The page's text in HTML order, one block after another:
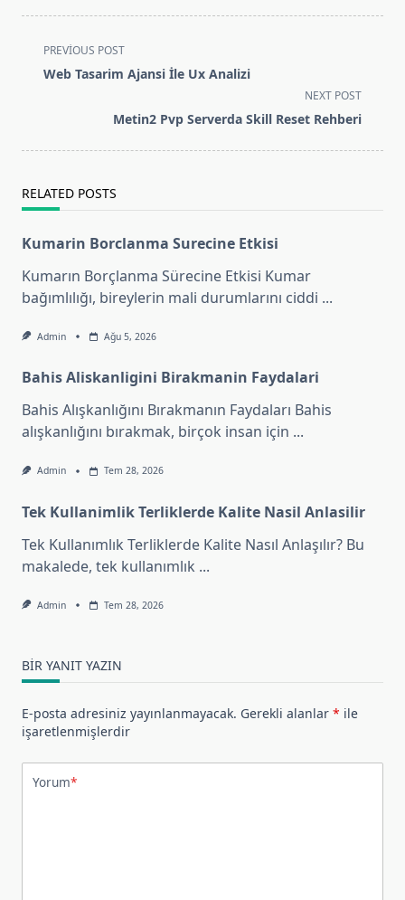
<span
class="nav-
text">Page</span>
PREVIOUS POST
Web Tasarim Ajansi İle Ux Analizi
NEXT POST
Metin2 Pvp Serverda Skill Reset Rehberi
RELATED POSTS
Kumarin Borclanma Surecine Etkisi
Kumarın Borçlanma Sürecine Etkisi Kumar
bağımlılığı, bireylerin mali durumlarını ciddi ...
Admin Ağu 5, 2026
Bahis Aliskanligini Birakmanin Faydalari
Bahis Alışkanlığını Bırakmanın Faydaları Bahis
alışkanlığını bırakmak, birçok insan için ...
Admin Tem 28, 2026
Tek Kullanimlik Terliklerde Kalite Nasil Anlasilir
Tek Kullanımlık Terliklerde Kalite Nasıl Anlaşılır? Bu
makalede, tek kullanımlık ...
Admin Tem 28, 2026
BIR YANIT YAZIN
E-posta adresiniz yayınlanmayacak. Gerekli alanlar * ile
işaretlenmişlerdir
Yorum*